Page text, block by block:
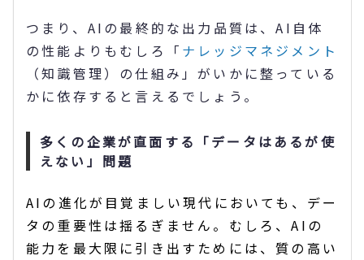
つまり、AIの最終的な出力品質は、AI自体
の性能よりもむしろ「 ナレッジマネジメント
（知識管理）の仕組み」がいかに整っている
かに依存すると言えるでしょう。
多くの企業が直面する「データはあるが使
えない」問題
AIの進化が目覚ましい現代においても、デー
タの重要性は揺るぎません。むしろ、AIの
能力を最大限に引き出すためには、質の高い